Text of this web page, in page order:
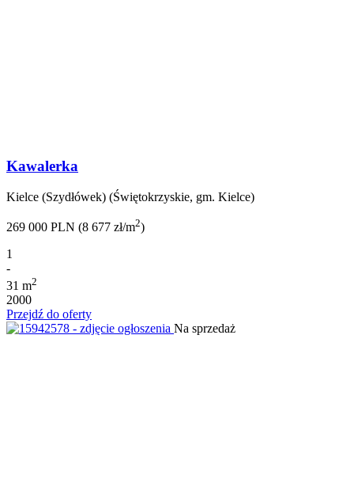
Kawalerka
Kielce (Szydłówek) (Świętokrzyskie, gm. Kielce)
269 000 PLN (8 677 zł/m2)
1
-
31 m2
2000
Przejdź do oferty
Na sprzedaż